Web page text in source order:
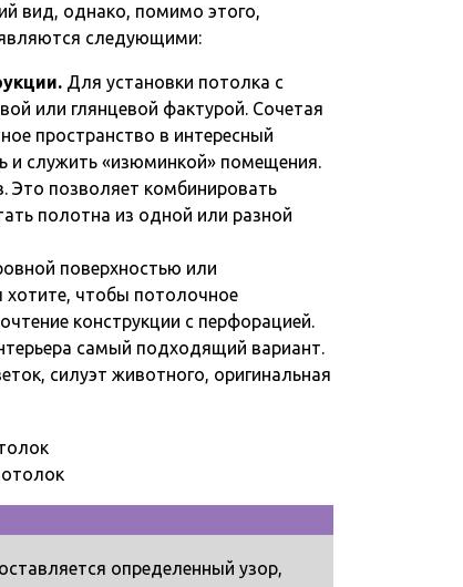
вид, однако, помимо этого,
следующими:
Для установки потолка с
или глянцевой фактурой. Сочетая
пространство в интересный
и служить «изюминкой» помещения.
Это позволяет комбинировать
полотна из одной или разной
поверхностью или
чтобы потолочное
конструкции с перфорацией.
самый подходящий вариант.
силуэт животного, оригинальная
определенный узор,